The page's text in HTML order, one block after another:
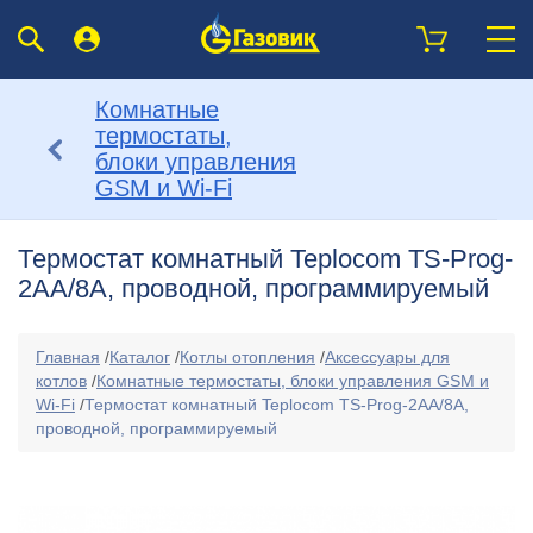
Комнатные
термостаты,
блоки управления
GSM и Wi-Fi
Термостат комнатный Teplocom TS-Prog-
2AA/8A, проводной, программируемый
Главная /Каталог /Котлы отопления /Аксессуары для
котлов /Комнатные термостаты, блоки управления GSM и
Wi-Fi /Термостат комнатный Teplocom TS-Prog-2AA/8A,
проводной, программируемый